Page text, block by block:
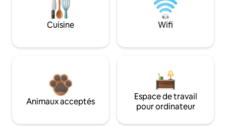
Cuisine Wifi
Animaux acceptés
Espace de travail
pour ordinateur